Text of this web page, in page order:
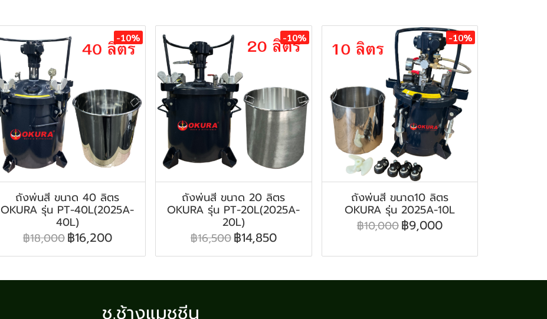
-10%
ถังพ่นสี ขนาด 40 ลิตร
OKURA รุ่น PT-40L(2025A-
40L)
฿18,000฿16,200
-10%
ถังพ่นสี ขนาด 20 ลิตร
OKURA รุ่น PT-20L(2025A-
20L)
฿16,500฿14,850
-10%
ถังพ่นสี ขนาด10 ลิตร
OKURA รุ่น 2025A-10L
฿10,000฿9,000
ช.ช้างแมชชีน